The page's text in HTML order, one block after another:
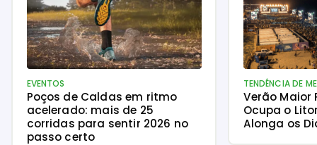
EVENTOS
Poços de Caldas em ritmo
acelerado: mais de 25
corridas para sentir 2026 no
passo certo
TENDÊNCIA DE
Verão Maior
Ocupa o
Alonga os